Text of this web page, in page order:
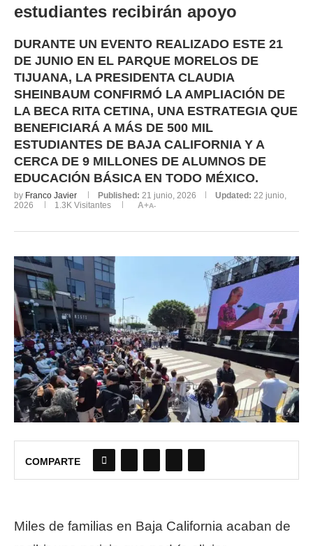
estudiantes recibirán apoyo
DURANTE UN EVENTO REALIZADO ESTE 21
DE JUNIO EN EL PARQUE MORELOS DE
TIJUANA, LA PRESIDENTA CLAUDIA
SHEINBAUM CONFIRMÓ LA AMPLIACIÓN DE
LA BECA RITA CETINA, UNA ESTRATEGIA QUE
BENEFICIARÁ A MÁS DE 500 MIL
ESTUDIANTES DE BAJA CALIFORNIA Y A
CERCA DE 9 MILLONES DE ALUMNOS DE
EDUCACIÓN BÁSICA EN TODO MÉXICO.
by Franco Javier Published: 21 junio, 2026 Updated: 22 junio,
2026
1.3K Visitantes A+A-
COMPARTE
Miles de familias en Baja California acaban de